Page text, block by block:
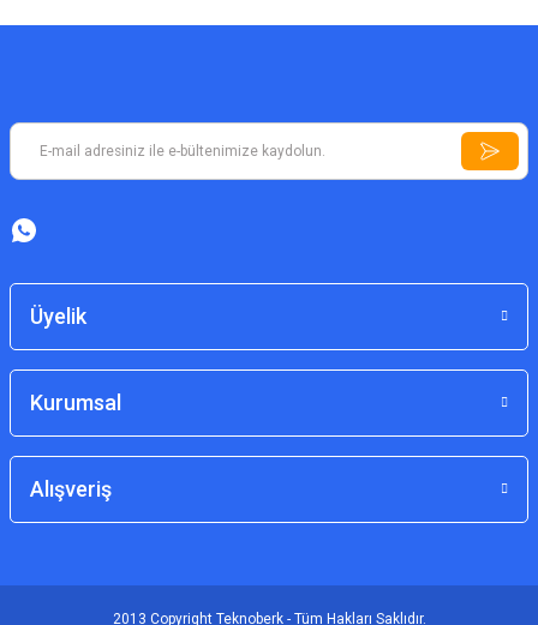
Üyelik
Kurumsal
Alışveriş
2013 Copyright Teknoberk - Tüm Hakları Saklıdır.